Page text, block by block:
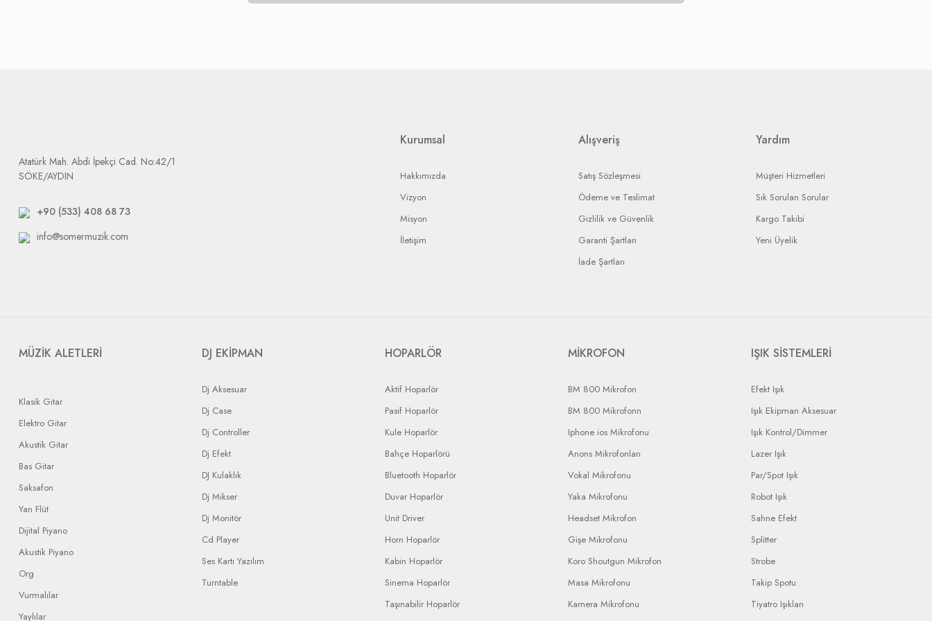
Bu ürünler için 3 alternatif söz konusudur; onarım, değişim veya iade. Dolayısı ile mutlaka isteğinizi ifade eden bir not ile birlikte ürünü göndermeniz gerekmektedir.
Dikkat etmeniz gerek durum: tarafımıza yapılacak bütün gönderilerin anlaşmalı olduğumuz kargo firmaları ile yapılması gerekir.
Atatürk Mah. Abdi İpekçi Cad. No:42/1
SÖKE/AYDIN
+90 (533) 408 68 73
info@somermuzik.com
Kurumsal
Hakkımızda
Vizyon
Misyon
İletişim
Alışveriş
Satış Sözleşmesi
Ödeme ve Teslimat
Gizlilik ve Güvenlik
Garanti Şartları
İade Şartları
Yardım
Müşteri Hizmetleri
Sık Sorulan Sorular
Kargo Takibi
Yeni Üyelik
MÜZİK ALETLERİ
Klasik Gitar
Elektro Gitar
Akustik Gitar
Bas Gitar
Saksafon
Yan Flüt
Dijital Piyano
Akustik Piyano
Org
Vurmalılar
Yaylılar
DJ EKİPMAN
Dj Aksesuar
Dj Case
Dj Controller
Dj Efekt
DJ Kulaklık
Dj Mikser
Dj Monitör
Cd Player
Ses Kartı Yazılım
Turntable
HOPARLÖR
Aktif Hoparlör
Pasif Hoparlör
Kule Hoparlör
Bahçe Hoparlörü
Bluetooth Hoparlör
Duvar Hoparlör
Unit Driver
Horn Hoparlör
Kabin Hoparlör
Sinema Hoparlör
Taşınabilir Hoparlör
MİKROFON
BM 800 Mikrofon
BM 800 Mikrofonn
Iphone ios Mikrofonu
Anons Mikrofonları
Vokal Mikrofonu
Yaka Mikrofonu
Headset Mikrofon
Gişe Mikrofonu
Koro Shoutgun Mikrofon
Masa Mikrofonu
Kamera Mikrofonu
IŞIK SİSTEMLERİ
Efekt Işık
Işık Ekipman Aksesuar
Işık Kontrol/Dimmer
Lazer Işık
Par/Spot Işık
Robot Işık
Sahne Efekt
Splitter
Strobe
Takip Spotu
Tiyatro Işıkları